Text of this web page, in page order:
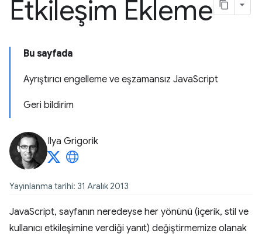
Etkileşim Ekleme
Bu sayfada
Ayrıştırıcı engelleme ve eşzamansız JavaScript
Geri bildirim
Ilya Grigorik
Yayınlanma tarihi: 31 Aralık 2013
JavaScript, sayfanın neredeyse her yönünü (içerik, stil ve
kullanıcı etkileşimine verdiği yanıt) değiştirmemize olanak